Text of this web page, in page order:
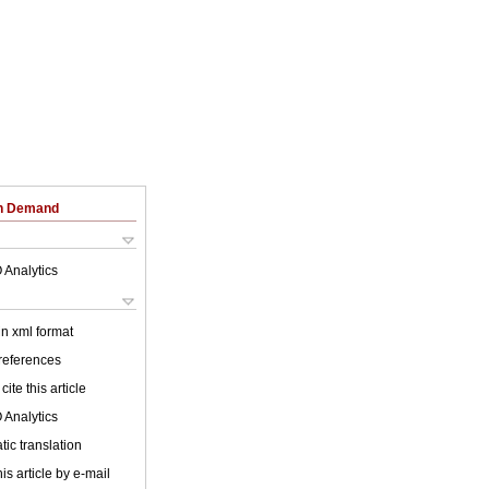
Demand
Analytics
xml format
this article
Analytics
translation
article by e-mail